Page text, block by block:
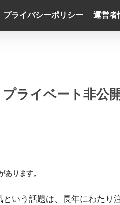
プライバシーポリシー 運営者
ライベート非公
あります。
いう話題は、長年にわたり